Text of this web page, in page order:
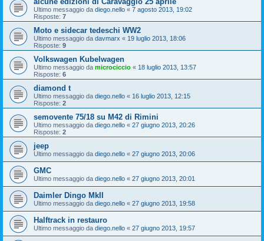
Ultimo messaggio da diego.nello « 7 agosto 2013, 19:02
Risposte: 7
Moto e sidecar tedeschi WW2
Ultimo messaggio da davmarx « 19 luglio 2013, 18:06
Risposte: 9
Volkswagen Kubelwagen
Ultimo messaggio da microciccio « 18 luglio 2013, 13:57
Risposte: 6
diamond t
Ultimo messaggio da diego.nello « 16 luglio 2013, 12:15
Risposte: 2
semovente 75/18 su M42 di Rimini
Ultimo messaggio da diego.nello « 27 giugno 2013, 20:26
Risposte: 2
jeep
Ultimo messaggio da diego.nello « 27 giugno 2013, 20:06
GMC
Ultimo messaggio da diego.nello « 27 giugno 2013, 20:01
Daimler Dingo MkII
Ultimo messaggio da diego.nello « 27 giugno 2013, 19:58
Halftrack in restauro
Ultimo messaggio da diego.nello « 27 giugno 2013, 19:57